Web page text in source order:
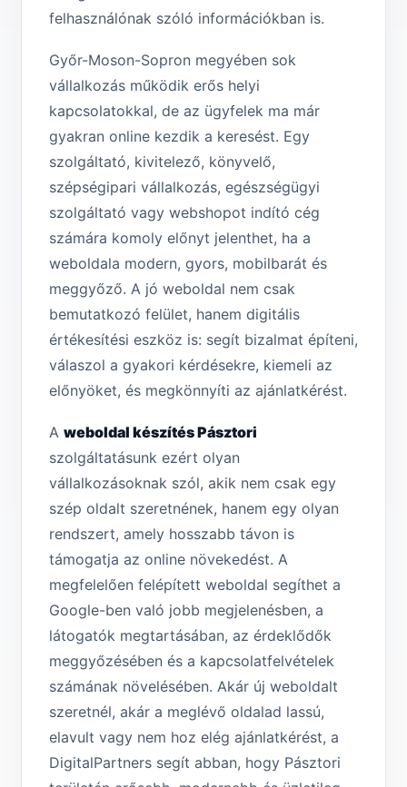
felhasználónak szóló információkban is.
Győr-Moson-Sopron megyében sok
vállalkozás működik erős helyi
kapcsolatokkal, de az ügyfelek ma már
gyakran online kezdik a keresést. Egy
szolgáltató, kivitelező, könyvelő,
szépségipari vállalkozás, egészségügyi
szolgáltató vagy webshopot indító cég
számára komoly előnyt jelenthet, ha a
weboldala modern, gyors, mobilbarát és
meggyőző. A jó weboldal nem csak
bemutatkozó felület, hanem digitális
értékesítési eszköz is: segít bizalmat építeni,
válaszol a gyakori kérdésekre, kiemeli az
előnyöket, és megkönnyíti az ajánlatkérést.
A weboldal készítés Pásztori
szolgáltatásunk ezért olyan
vállalkozásoknak szól, akik nem csak egy
szép oldalt szeretnének, hanem egy olyan
rendszert, amely hosszabb távon is
támogatja az online növekedést. A
megfelelően felépített weboldal segíthet a
Google-ben való jobb megjelenésben, a
látogatók megtartásában, az érdeklődők
meggyőzésében és a kapcsolatfelvételek
számának növelésében. Akár új weboldalt
szeretnél, akár a meglévő oldalad lassú,
elavult vagy nem hoz elég ajánlatkérést, a
DigitalPartners segít abban, hogy Pásztori